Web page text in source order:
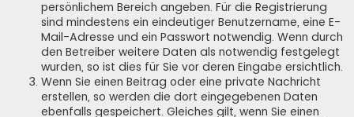
persönlichem Bereich angeben. Für die Registrierung
sind mindestens ein eindeutiger Benutzername, eine E-
Mail-Adresse und ein Passwort notwendig. Wenn durch
den Betreiber weitere Daten als notwendig festgelegt
wurden, so ist dies für Sie vor deren Eingabe ersichtlich.
Wenn Sie einen Beitrag oder eine private Nachricht
erstellen, so werden die dort eingegebenen Daten
ebenfalls gespeichert. Gleiches gilt, wenn Sie einen